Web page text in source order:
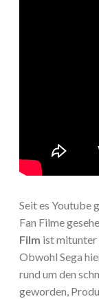
Seit es Youtube
Fan Filme
Film ist mitunter
Obwohl Sega
rund um den
geworden,